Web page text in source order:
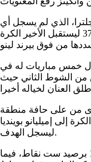
الذي لم يسجل أي
هدف في أي بطولة هذا الموسم، في الدقيقة 37 ليستقبل الأخير الكرة
خمس مباريات له في
من الشوط الثاني حيث
من على حافة منطقة
الكرة إلى إميليانو بوينديا
ليسجل الهدف.
وبهذا الفوز ارتقى أستون فيلا إلى المركز 16 برصيد ست نقاط، فيما